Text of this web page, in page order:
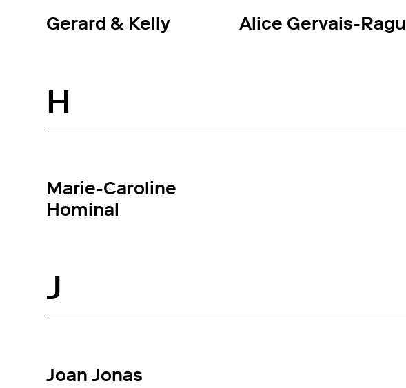
Gerard & Kelly Alice Gervais-Ragu
H
Marie-Caroline
Hominal
J
Joan Jonas